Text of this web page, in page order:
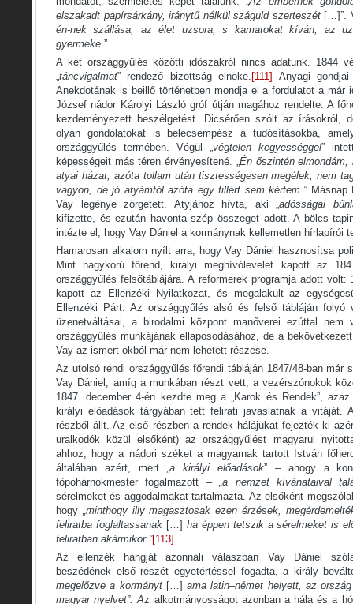
elszakadt papírsárkány, iránytű nélkül száguld szerteszét[…]”.
én-nek szállása, az élet uzsora, s kamatokat kíván, az
gyermeke.”
A két országgyűlés közötti időszakról nincs adatunk. 1844
„táncvigalmat” rendező bizottság elnöke. [111]
Anyagi
Anekdotának is beillő történetben mondja el a fordulatot a már
József nádor Károlyi László gróf útján magához rendelte. A
kezdeményezett beszélgetést. Dicsérően szólt az írásokról,
olyan gondolatokat is belecsempész a tudósításokba,
országgyűlés termében. Végül „végtelen kegyességgel”
képességeit más téren érvényesítené. „Én őszintén
atyai házat, azóta tollam után tisztességesen megélek, nem
vagyon, de jó atyámtól azóta egy fillért sem kértem.”Másnap
Vay legénye zörgetett. Atyjához hívta, aki „adósságai
kifizette, és ezután havonta szép összeget adott. A bölcs
intézte el, hogy Vay Dániel a kormánynak kellemetlen hírlapírói
Hamarosan alkalom nyílt arra, hogy Vay Dániel hasznosítsa
Mint nagykorú főrend, királyi meghívólevelet kapott az
országgyűlés felsőtáblájára. A reformerek programja adott volt:
kapott az Ellenzéki Nyilatkozat, és megalakult az
Ellenzéki Párt. Az országgyűlés alsó és felső tábláján
üzenetváltásai, a birodalmi központ manőverei ezúttal nem
országgyűlés munkájának ellaposodásához, de a
Vay az ismert okból már nem lehetett részese.
Az utolsó rendi országgyűlés főrendi tábláján 1847/48-ban már
Vay Dániel, amíg a munkában részt vett, a vezérszónokok
1847. december 4-én kezdte meg a „Karok és Rendek”,
királyi előadások tárgyában tett felirati javaslatnak a vitáját.
részből állt. Az első részben a rendek hálájukat fejezték ki
uralkodók közül elsőként) az országgyűlést magyarul
ahhoz, hogy a nádori széket a magyarnak tartott István
általában azért, mert „a királyi előadások” – ahogy a
főpohárnokmester fogalmazott –„a nemzet kívánataival
sérelmeket és aggodalmakat tartalmazta. Az elsőként
hogy „minthogy illy magasztosak ezen érzések,
feliratba foglaltassanak[…] ha éppen tetszik a sérelmeket is
feliratban akármikor.”[113]
Az ellenzék hangját azonnali válaszban Vay Dániel
beszédének első részét egyetértéssel fogadta, a király
megelőzve a kormányt […] ama latin–német helyett, az
magyar nyelvet”. Az alkotmányosságot azonban a hála és a